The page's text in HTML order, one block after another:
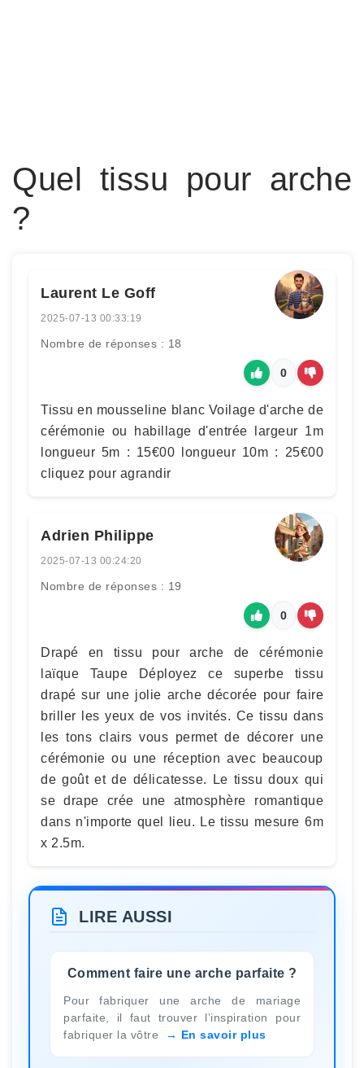
Quel tissu pour arche
?
Laurent Le Goff
2025-07-13 00:33:19
Nombre de réponses : 18
0
Tissu en mousseline blanc Voilage d'arche de
cérémonie ou habillage d'entrée largeur 1m
longueur 5m : 15€00 longueur 10m : 25€00
cliquez pour agrandir
Adrien Philippe
2025-07-13 00:24:20
Nombre de réponses : 19
0
Drapé en tissu pour arche de cérémonie
laïque Taupe Déployez ce superbe tissu
drapé sur une jolie arche décorée pour faire
briller les yeux de vos invités. Ce tissu dans
les tons clairs vous permet de décorer une
cérémonie ou une réception avec beaucoup
de goût et de délicatesse. Le tissu doux qui
se drape crée une atmosphère romantique
dans n'importe quel lieu. Le tissu mesure 6m
x 2.5m.
LIRE AUSSI
Comment faire une arche parfaite ?
Pour fabriquer une arche de mariage
parfaite, il faut trouver l’inspiration pour
fabriquer la vôtre
En savoir plus